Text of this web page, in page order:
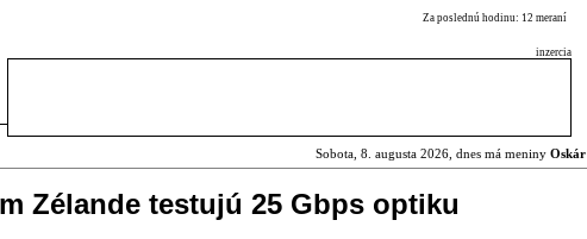
Za poslednú hodinu: 12 meraní
inzercia
Sobota, 8. augusta 2026, dnes má meniny Oskár
Zélande testujú 25 Gbps optiku